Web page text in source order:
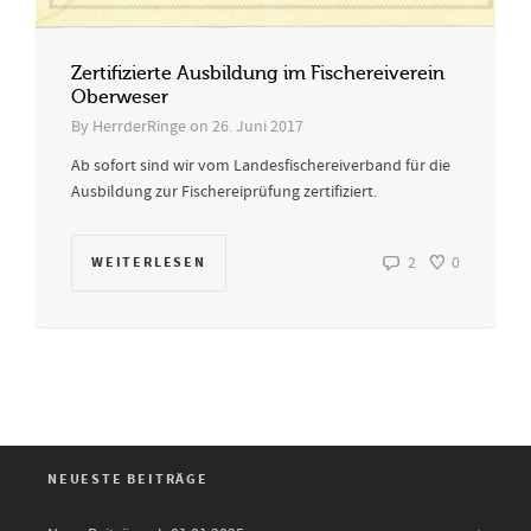
Zertifizierte Ausbildung im Fischereiverein
Oberweser
By HerrderRingeon 26. Juni 2017
Ab sofort sind wir vom Landesfischereiverband für die
Ausbildung zur Fischereiprüfung zertifiziert.
WEITERLESEN 2 0
NEUESTE BEITRÄGE